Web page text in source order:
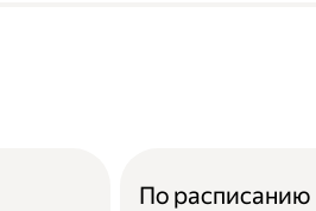
По расписанию